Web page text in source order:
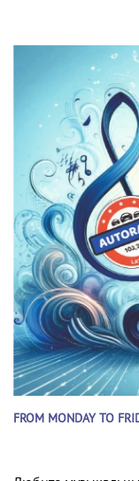
FROM MONDAY TO